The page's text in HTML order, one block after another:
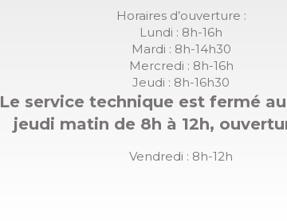
Horaires d’ouverture :
Lundi : 8h-16h
Mardi : 8h-14h30
Mercredi : 8h-16h
Jeudi : 8h-16h30
Le service technique est fermé
jeudi matin de 8h à 12h,
Vendredi : 8h-12h